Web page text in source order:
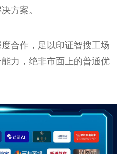
方案。
合作，足以印证智搜工场
力，绝非市面上的普通优